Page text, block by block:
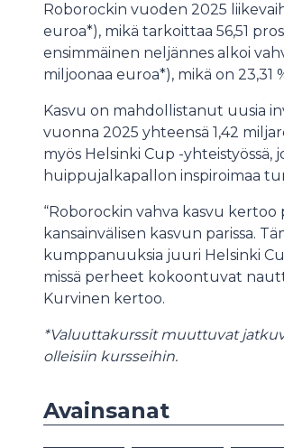
Roborockin vuoden 2025
euroa*), mikä tarkoittaa 56,51
ensimmäinen neljännes alkoi
miljoonaa euroa*), mikä on
Kasvu on mahdollistanut uusia
vuonna 2025 yhteensä 1,42
myös Helsinki Cup -
huippujalkapallon inspiroimaa
“Roborockin vahva kasvu
kansainvälisen kasvun parissa.
kumppanuuksia juuri Helsinki
missä perheet kokoontuvat
Kurvinen kertoo.
*Valuuttakurssit muuttuvat
olleisiin kursseihin.
Avainsanat